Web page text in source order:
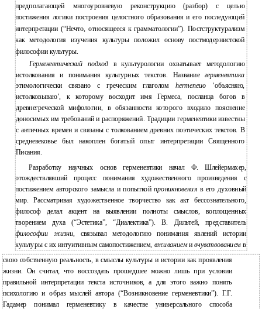
предполагающей многоуровневую реконструкцию (разбор) с целью
постижения логики построения целостного образования и его последующей
интерпретации (“Нечто, относящееся к грамматологии”). Постструктурализм
как методология изучения культуры положил основу постмодернистской
философии культуры.
Герменевтический подход в культурологии охватывает методологию
истолкования и понимания культурных текстов. Названиегерменевтика
этимологически связано с греческим глаголом hermeneuo ‘объясняю,
истолковываю’, к которому восходит имя Гермеса, посланца богов в
древнегреческой мифологии, в обязанности которого входило пояснение
доносимых им требований и распоряжений. Традиции герменевтики известны
с античных времен и связаны с толкованием древних поэтических текстов. В
средневековье был накоплен богатый опыт интерпретации Священного
Писания.
Разработку научных основ герменевтики начал Ф. Шлейермахер,
отождествлявший процесс понимания художественного произведения с
постижением авторского замысла и попыткойпроникновения в его духовный
мир. Рассматривая художественное творчество как акт бессознательного,
философ делал акцент на выявлении полноты смыслов, воплощенных
творением духа (“Эстетика”, “Диалектика”). В. Дильтей, представитель
философии жизни, связывал методологию понимания явлений истории
культуры с их интуитивным самопостижением, вживаниемивчувствованием в
свою собственную реальность, в смыслы культуры и истории как проявления
жизни. Он считал, что воссоздать прошедшее можно лишь при условии
правильной интерпретации текста источников, а для этого важно понять
психологию и образ мыслей автора (“Возникновение герменевтики”). Г.Г.
Гадамер понимал герменевтику в качестве универсального способа